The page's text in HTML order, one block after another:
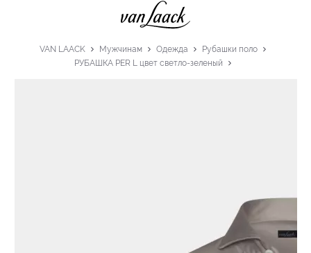
VAN LAACK Мужчинам Одежда
Рубашки поло
РУБАШКА PER L цвет светло-зеленый